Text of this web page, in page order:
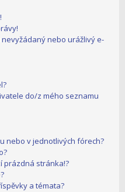
nebo urážlivý e-
do/z mého seznamu
nebo v jednotlivých fórech?
prázdná stránka!?
a témata?